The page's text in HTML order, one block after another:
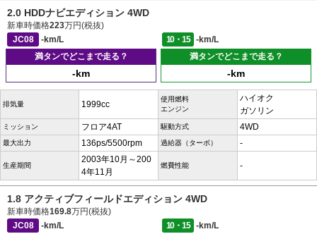
2.0 HDDナビエディション 4WD
新車時価格223万円(税抜)
JC08
-km/L 10・15
-km/L
満タンでどこまで走る？
-km
満タンでどこまで走る？
-km
排気量 1999cc
使用燃料
エンジン
ハイオク
ガソリン
ミッション フロア4AT 駆動方式 4WD
最大出力 136ps/5500rpm 過給器（ターボ） -
生産期間
2003年10月～200
4年11月
燃費性能 -
1.8 アクティブフィールドエディション 4WD
新車時価格169.8万円(税抜)
JC08
-km/L 10・15
-km/L